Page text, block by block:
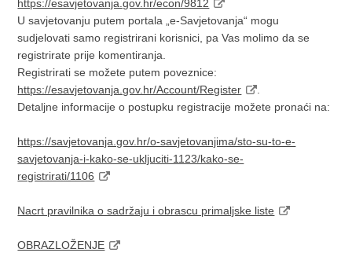
https://esavjetovanja.gov.hr/econ/9812
U savjetovanju putem portala „e-Savjetovanja“ mogu
sudjelovati samo registrirani korisnici, pa Vas molimo da se
registrirate prije komentiranja.
Registrirati se možete putem poveznice:
https://esavjetovanja.gov.hr/Account/Register
Detaljne informacije o postupku registracije možete pronaći na:
https://savjetovanja.gov.hr/o-savjetovanjima/sto-su-to-e-
savjetovanja-i-kako-se-ukljuciti-1123/kako-se-
registrirati/1106
Nacrt pravilnika o sadržaju i obrascu primaljske liste
OBRAZLOŽENJE